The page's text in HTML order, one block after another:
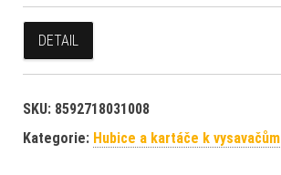
DETAIL
SKU: 8592718031008
Kategorie: Hubice a kartáče k vysavačům